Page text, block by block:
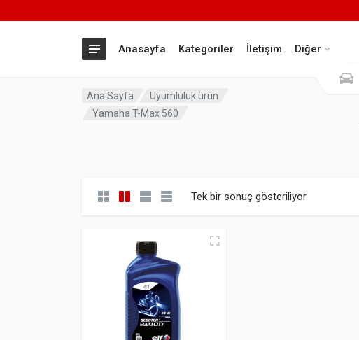
Anasayfa Kategoriler İletişim Diğer
Ana Sayfa
Uyumluluk ürün
Yamaha T-Max 560
Tek bir sonuç gösteriliyor